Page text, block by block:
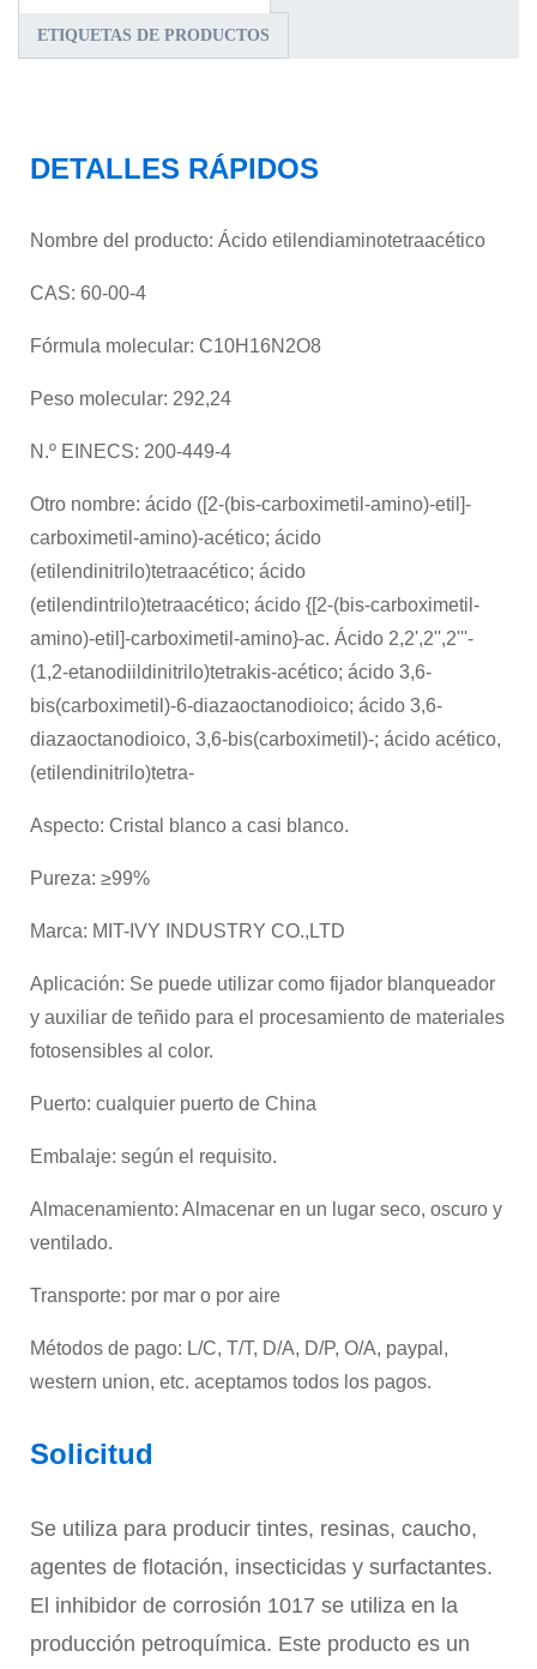
ETIQUETAS DE PRODUCTOS
DETALLES RÁPIDOS
Nombre del producto: Ácido etilendiaminotetraacético
CAS: 60-00-4
Fórmula molecular: C10H16N2O8
Peso molecular: 292,24
N.º EINECS: 200-449-4
Otro nombre: ácido ([2-(bis-carboximetil-amino)-etil]-
carboximetil-amino)-acético; ácido
(etilendinitrilo)tetraacético; ácido
(etilendintrilo)tetraacético; ácido {[2-(bis-carboximetil-
amino)-etil]-carboximetil-amino}-ac. Ácido 2,2',2'',2'''-
(1,2-etanodiildinitrilo)tetrakis-acético; ácido 3,6-
bis(carboximetil)-6-diazaoctanodioico; ácido 3,6-
diazaoctanodioico, 3,6-bis(carboximetil)-; ácido acético,
(etilendinitrilo)tetra-
Aspecto: Cristal blanco a casi blanco.
Pureza: ≥99%
Marca: MIT-IVY INDUSTRY CO.,LTD
Aplicación: Se puede utilizar como fijador blanqueador
y auxiliar de teñido para el procesamiento de materiales
fotosensibles al color.
Puerto: cualquier puerto de China
Embalaje: según el requisito.
Almacenamiento: Almacenar en un lugar seco, oscuro y
ventilado.
Transporte: por mar o por aire
Métodos de pago: L/C, T/T, D/A, D/P, O/A, paypal,
western union, etc. aceptamos todos los pagos.
Solicitud
Se utiliza para producir tintes, resinas, caucho,
agentes de flotación, insecticidas y surfactantes.
El inhibidor de corrosión 1017 se utiliza en la
producción petroquímica. Este producto es un